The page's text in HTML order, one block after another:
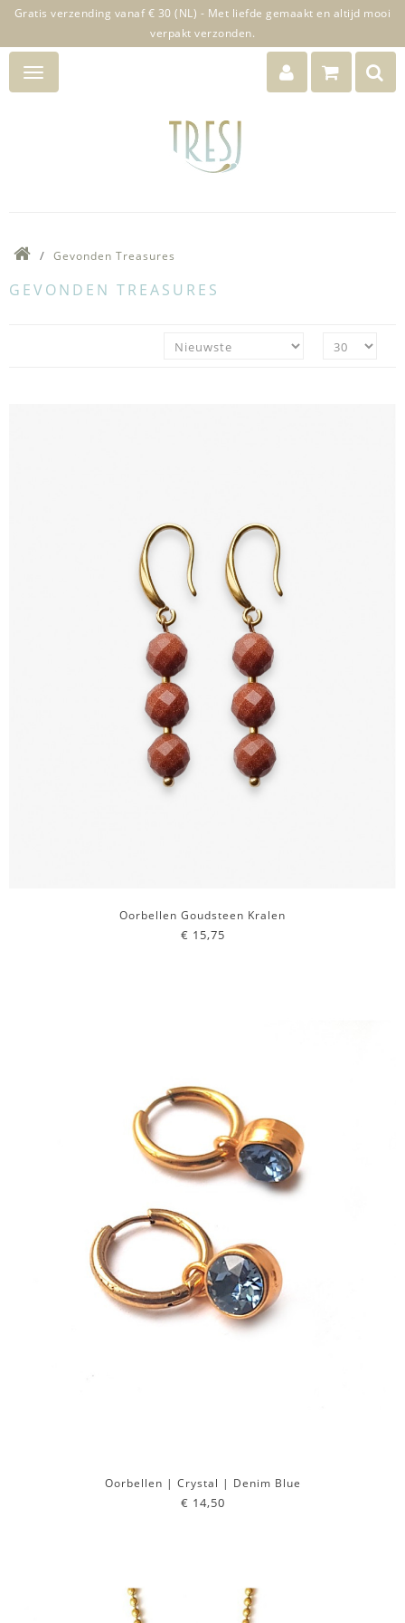
Gratis verzending vanaf € 30 (NL) - Met liefde gemaakt en altijd mooi
verpakt verzonden.
Gevonden Treasures
GEVONDEN TREASURES
Oorbellen Goudsteen Kralen
€ 15,75
Oorbellen | Crystal | Denim Blue
€ 14,50